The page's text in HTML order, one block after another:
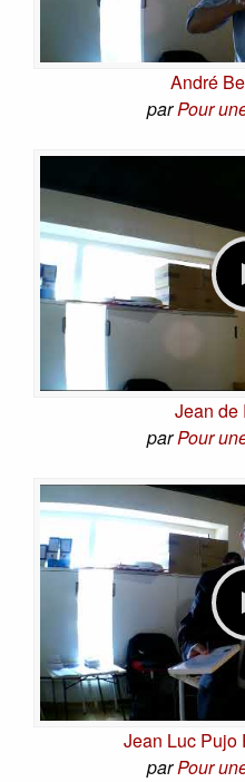
André
parPour
Jean de
parPour
Jean Luc Pujo
parPour